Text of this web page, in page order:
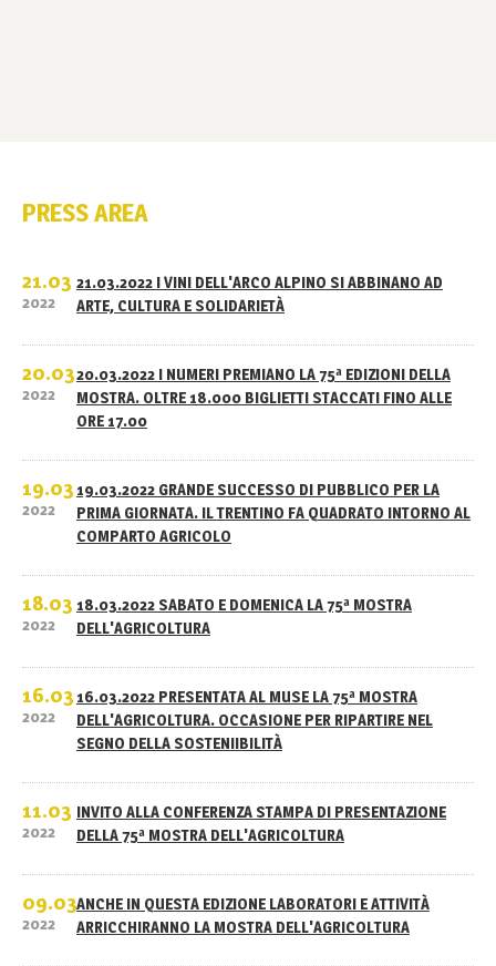
PRESS AREA
21.03
2022
21.03.2022 I VINI DELL'ARCO ALPINO SI ABBINANO AD
ARTE, CULTURA E SOLIDARIETÀ
20.03
2022
20.03.2022 I NUMERI PREMIANO LA 75ª EDIZIONI DELLA
MOSTRA. OLTRE 18.000 BIGLIETTI STACCATI FINO ALLE
ORE 17.00
19.03
2022
19.03.2022 GRANDE SUCCESSO DI PUBBLICO PER LA
PRIMA GIORNATA. IL TRENTINO FA QUADRATO INTORNO AL
COMPARTO AGRICOLO
18.03
2022
18.03.2022 SABATO E DOMENICA LA 75ª MOSTRA
DELL'AGRICOLTURA
16.03
2022
16.03.2022 PRESENTATA AL MUSE LA 75ª MOSTRA
DELL'AGRICOLTURA. OCCASIONE PER RIPARTIRE NEL
SEGNO DELLA SOSTENIIBILITÀ
11.03
2022
INVITO ALLA CONFERENZA STAMPA DI PRESENTAZIONE
DELLA 75ª MOSTRA DELL'AGRICOLTURA
09.03
2022
ANCHE IN QUESTA EDIZIONE LABORATORI E ATTIVITÀ
ARRICCHIRANNO LA MOSTRA DELL'AGRICOLTURA